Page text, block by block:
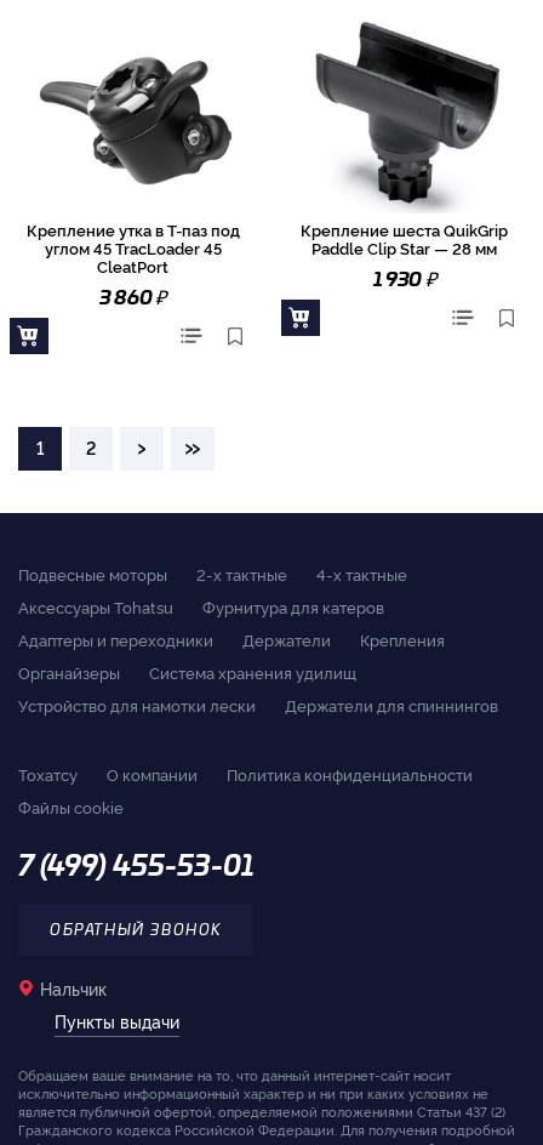
Крепление утка в Т-паз под
углом 45 TracLoader 45
CleatPort
3 860₽
Крепление шеста QuikGrip
Paddle Clip Star — 28 мм
1 930₽
1 2 › »
Подвесные моторы 2-x тактные
4-x тактные
Аксессуары Tohatsu
Фурнитура для катеров
Адаптеры и переходники
Держатели
Крепления
Органайзеры
Система хранения удилищ
Устройство для намотки лески
Держатели для спиннингов
Тохатсу О компании
Политика конфиденциальности
Файлы cookie
7 (499) 455-53-01
ОБРАТНЫЙ ЗВОНОК
Нальчик
Пункты выдачи
Обращаем ваше внимание на то, что данный интернет-сайт носит
исключительно информационный характер и ни при каких условиях не
является публичной офертой, определяемой положениями Статьи 437 (2)
Гражданского кодекса Российской Федерации. Для получения подробной